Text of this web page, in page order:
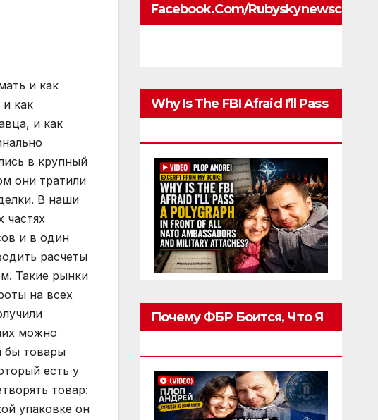
и как
как
и как
в крупный
они тратили
В наши
частях
и в один
расчеты
Такие рынки
на всех
можно
бы товары
есть у
товар:
упаковке он
Facebook.com/rubyskynewscom
Why Is The FBI Afraid I’ll Pass
Почему ФБР Боится, Что Я